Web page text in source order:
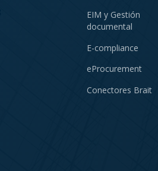
EIM y Gestión
documental
E-compliance
eProcurement
Conectores Brait